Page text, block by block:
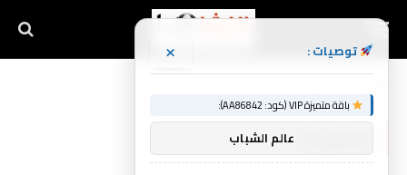
توصيات : ×
باقة متميزة VIP (كود: AA86842):
عالم الشباب